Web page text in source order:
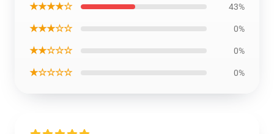
★★★★☆ 43%
★★★☆☆ 0%
★★☆☆☆ 0%
★☆☆☆☆ 0%